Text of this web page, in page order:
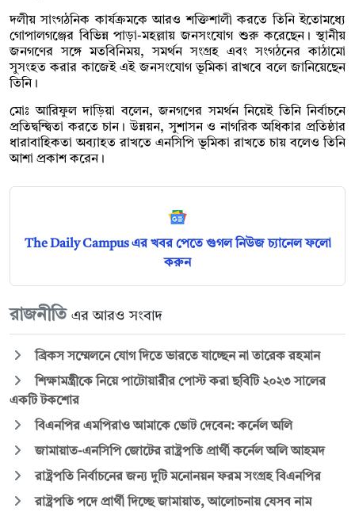
দলীয় সাংগঠনিক কার্যক্রমকে আরও শক্তিশালী করতে তিনি ইতোমধ্যে
গোপালগঞ্জের বিভিন্ন পাড়া-মহল্লায় জনসংযোগ শুরু করেছেন। স্থানীয়
জনগণের সঙ্গে মতবিনিময়, সমর্থন সংগ্রহ এবং সংগঠনের কাঠামো
সুসংহত করার কাজেই এই জনসংযোগ ভূমিকা রাখবে বলে জানিয়েছেন
তিনি।
মোঃ আরিফুল দাড়িয়া বলেন, জনগণের সমর্থন নিয়েই তিনি নির্বাচনে
প্রতিদ্বন্দ্বিতা করতে চান। উন্নয়ন, সুশাসন ও নাগরিক অধিকার প্রতিষ্ঠার
ধারাবাহিকতা অব্যাহত রাখতে এনসিপি ভূমিকা রাখতে চায় বলেও তিনি
আশা প্রকাশ করেন।
The Daily Campus এর খবর পেতে গুগল নিউজ চ্যানেল ফলো
করুন
রাজনীতি এর আরও সংবাদ
ব্রিকস সম্মেলনে যোগ দিতে ভারতে যাচ্ছেন না তারেক রহমান
শিক্ষামন্ত্রীকে নিয়ে পাটোয়ারীর পোস্ট করা ছবিটি ২০২৩ সালের
একটি টকশোর
বিএনপির এমপিরাও আমাকে ভোট দেবেন: কর্নেল অলি
জামায়াত-এনসিপি জোটের রাষ্ট্রপতি প্রার্থী কর্নেল অলি আহমদ
রাষ্ট্রপতি নির্বাচনের জন্য দুটি মনোনয়ন ফরম সংগ্রহ বিএনপির
রাষ্ট্রপতি পদে প্রার্থী দিচ্ছে জামায়াত, আলোচনায় যেসব নাম